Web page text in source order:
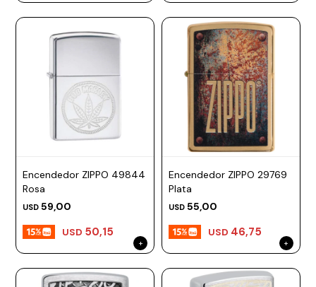
Encendedor ZIPPO 49844
Rosa
USD 59,00
USD 50,15
Encendedor ZIPPO 29769
Plata
USD 55,00
USD 46,75
Camelbak